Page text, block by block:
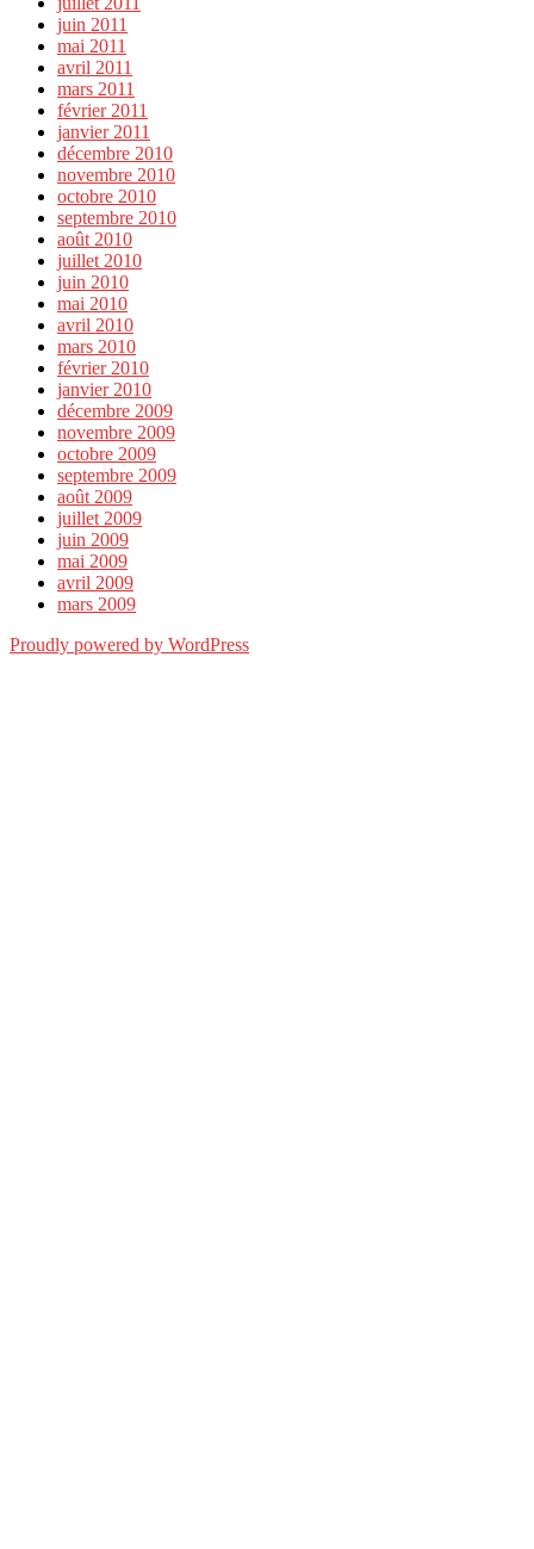
juin 2011
mai 2011
avril 2011
mars 2011
février 2011
janvier 2011
décembre 2010
novembre 2010
octobre 2010
septembre 2010
août 2010
juillet 2010
juin 2010
mai 2010
avril 2010
mars 2010
février 2010
janvier 2010
décembre 2009
novembre 2009
octobre 2009
septembre 2009
août 2009
juillet 2009
juin 2009
mai 2009
avril 2009
mars 2009
Proudly powered by WordPress